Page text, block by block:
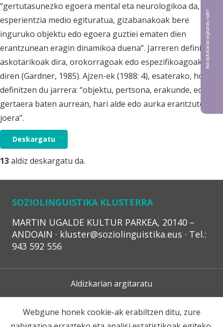
“gertutasunezko egoera mental eta neurologikoa da,
esperientzia medio egituratua, gizabanakoak bere
inguruko objektu edo egoera guztiei ematen dien
erantzunean eragin dinamikoa duena”. Jarreren definizioak
askotarikoak dira, orokorragoak edo espezifikoagoak
diren (Gardner, 1985). Ajzen-ek (1988: 4), esaterako, honela
definitzen du jarrera: “objektu, pertsona, erakunde, edo
gertaera baten aurrean, hari alde edo aurka erantzuteko
joera”.
Deskargatu
13aldiz deskargatu da.
SOZIOLINGUISTIKA KLUSTERRA
MARTIN UGALDE KULTUR PARKEA, 20140 –
ANDOAIN · kluster@soziolinguistika.eus · Tel.:
943 592 556
Aldizkarian argitaratu
Lege Oharra
Webgune honek cookie-ak erabiltzen ditu, zure
Bat aldizkarian argitaratu nahi?